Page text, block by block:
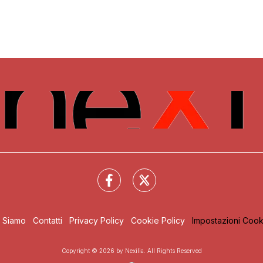
Siamo Contatti Privacy Policy Cookie Policy Impostazioni
Copyright © 2026 by Nexilia. All Rights Reserved